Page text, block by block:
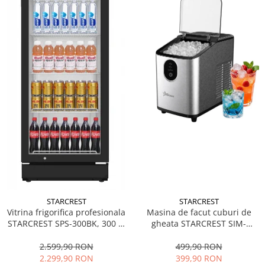
STARCREST
Vitrina frigorifica profesionala
STARCREST SPS-300BK, 300 L,
LED, H 169.5 cm, Negru
2.599,90 RON
2.299,90 RON
STARCREST
Masina de facut cuburi de
gheata STARCREST SIM-
12Kg/24h, Cos gheata
detasabil, Rezervor apa 0.8 l,
499,90 RON
399,90 RON